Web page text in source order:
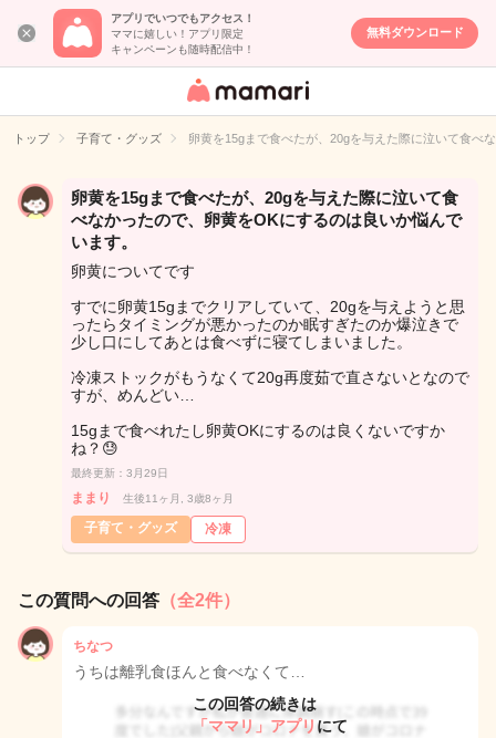
アプリでいつでもアクセス！
ママに嬉しい！アプリ限定
キャンペーンも随時配信中！
無料ダウンロード
女性専用匿名QA
イト
トップ 子育て・グッズ 卵黄を15gまで食べたが、20gを与えた際に泣いて食べ
卵黄を15gまで食べたが、20gを与えた際に泣いて食
べなかったので、卵黄をOKにするのは良いか悩んで
います。
卵黄についてです
すでに卵黄15gまでクリアしていて、20gを与えようと思
ったらタイミングが悪かったのか眠すぎたのか爆泣きで
少し口にしてあとは食べずに寝てしまいました。
冷凍ストックがもうなくて20g再度茹で直さないとなので
すが、めんどい…
15gまで食べれたし卵黄OKにするのは良くないですか
ね？😓
最終更新：3月29日
ままり 生後11ヶ月, 3歳8ヶ月
子育て・グッズ 冷凍
この質問への回答 （全2件）
ちなつ
うちは離乳食ほんと食べなくて…
この回答の続きは
「ママリ」アプリ にて